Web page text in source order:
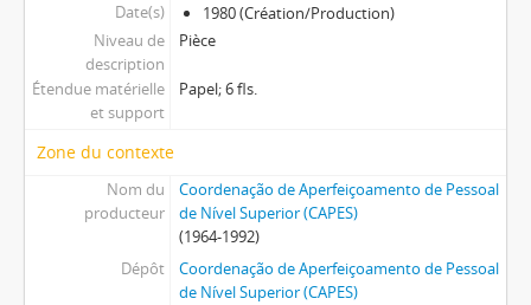
Date(s)
1980 (Création/Production)
Niveau de
description
Pièce
Étendue matérielle
et support
Papel; 6 fls.
Zone du contexte
Nom du
producteur
Coordenação de Aperfeiçoamento de Pessoal
de Nível Superior (CAPES)
(1964-1992)
Dépôt
Coordenação de Aperfeiçoamento de Pessoal
de Nível Superior (CAPES)